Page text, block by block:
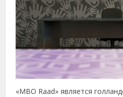
«MBO Raad» является